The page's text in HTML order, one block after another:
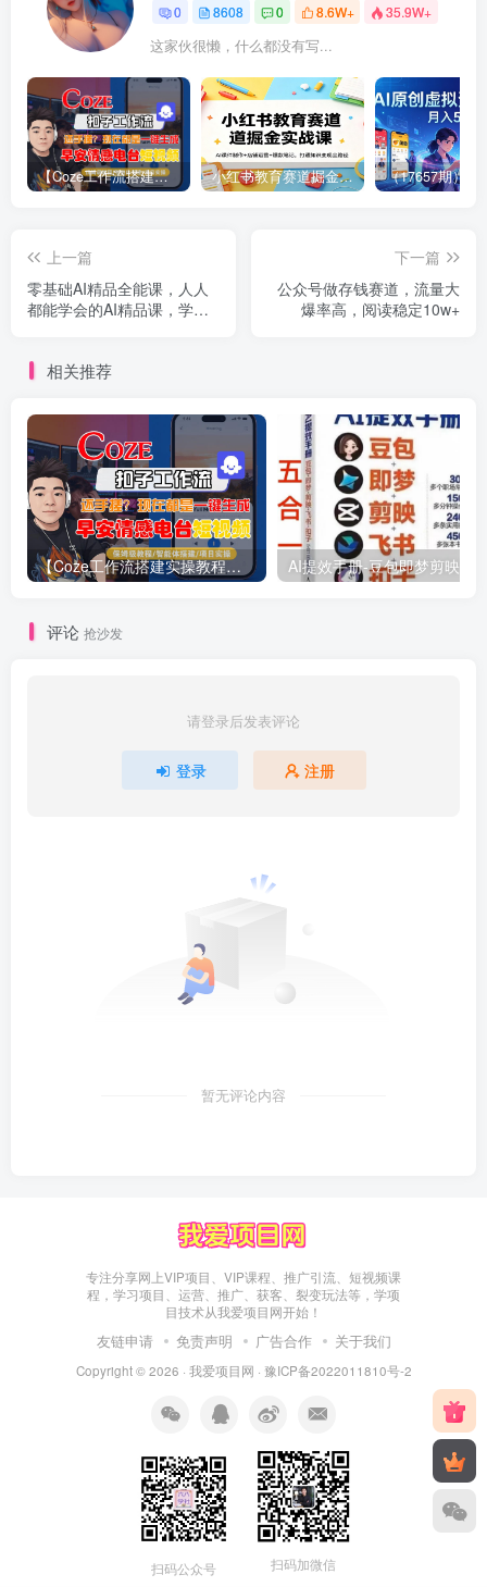
0 8608 0 8.6W+ 35.9W+
这家伙很懒，什么都没有写...
【Coze工作流搭建实操教程】【coze】早安情感电台日签视频还在手动做？用扣子工作流自动生成，省时90% 小红书教育赛道掘金实战课：AI课件制作+店铺运营+爆款笔记，打通知识变现全路径
上一篇
零基础AI精品全能课，人人
都能学会的AI精品课，学会
下一篇
公众号做存钱赛道，流量大
爆率高，阅读稳定10w+
相关推荐
【Coze工作流搭建实操教程】【coze】早安情感电台日签视频还在手动做？用扣子工作流自动生成，省时90%
评论 抢沙发
请登录后发表评论
登录 注册
暂无评论内容
专注分享网上VIP项目、VIP课程、推广引流、短视频课
程，学习项目、运营、推广、获客、裂变玩法等，学项
目技术从我爱项目网开始！
友链申请 免责声明 广告合作 关于我们
Copyright © 2026 · 我爱项目网 · 豫ICP备2022011810号-2
扫码公众号 扫码加微信